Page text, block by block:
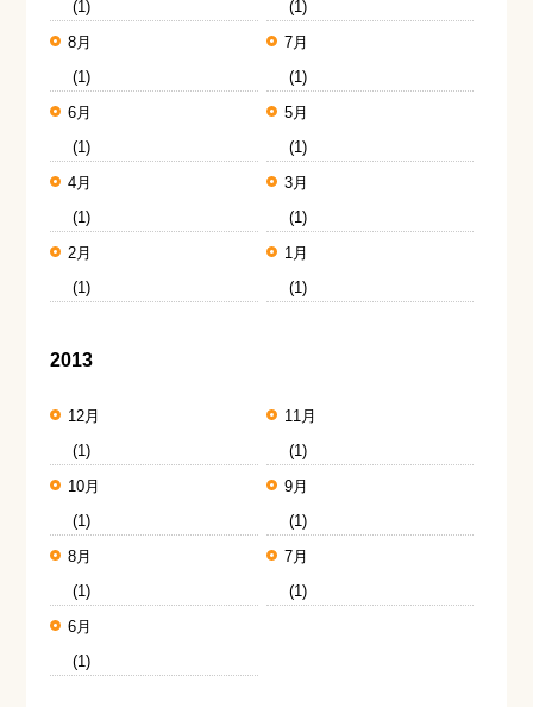
(1)
(1)
8月
(1)
7月
(1)
6月
(1)
5月
(1)
4月
(1)
3月
(1)
2月
(1)
1月
(1)
2013
12月
(1)
11月
(1)
10月
(1)
9月
(1)
8月
(1)
7月
(1)
6月
(1)